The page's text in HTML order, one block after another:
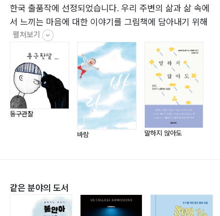
한국 출품작에 선정되었습니다. 우리 주변의 삶과 삶 속에
서 느끼는 마음에 대한 이야기를 그림책에 담아내기 위해
끊임없이 고민하며, 네 번째 그림책 <바람>을 지었습니
펼쳐보기
동구관찰
바람 말하지 않아도
같은 분야의 도서